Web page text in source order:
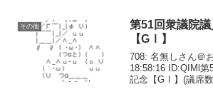
その他
第51回衆議院
【GⅠ】
708: 名無しさん＠
18:58:16 ID:QIMl第
記念【GⅠ】(議席数